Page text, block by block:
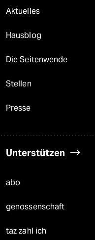
Aktuelles
Hausblog
Die Seitenwende
Stellen
Presse
Unterstützen
abo
genossenschaft
taz zahl ich